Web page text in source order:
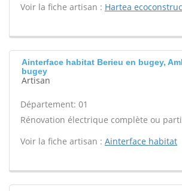
Voir la fiche artisan : Hartea
Ainterface habitat Berieu en bugey,
bugey
Artisan
Département: 01
Rénovation électrique complète ou
Voir la fiche artisan : Ainterface habitat